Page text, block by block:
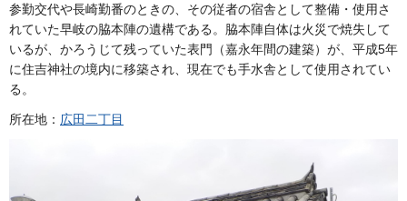
参勤交代や長崎勤番のときの、その従者の宿舎として整備・使用さ
れていた早岐の脇本陣の遺構である。脇本陣自体は火災で焼失して
いるが、かろうじて残っていた表門（嘉永年間の建築）が、平成5年
に住吉神社の境内に移築され、現在でも手水舎として使用されてい
る。
所在地： 広田二丁目